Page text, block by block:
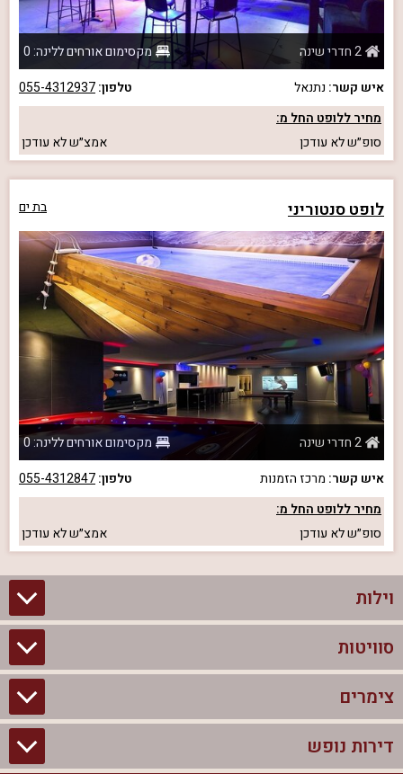
2 חדרי שינה
מקסימום אורחים ללינה: 0
איש קשר: נתנאל טלפון:055-4312937
מחיר ללופט החל מ:
סופ״שלא עודכן אמצ״שלא עודכן
לופט סנטוריני בת ים
2 חדרי שינה
מקסימום אורחים ללינה: 0
איש קשר: מרכז הזמנות טלפון:055-4312847
מחיר ללופט החל מ:
סופ״שלא עודכן אמצ״שלא עודכן
וילות
וילות בצפון
וילות להשכרה
סוויטות
סוויטות בצפון
צימרים לזוגות עם בריכה פרטית
צימרים
צימרים בצפון
דירות נופש